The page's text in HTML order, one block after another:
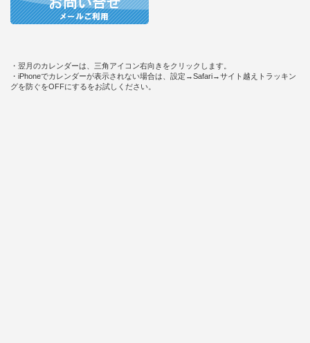
・翌月のカレンダーは、三角アイコン右向きをクリックします。
・iPhoneでカレンダーが表示されない場合は、設定→Safari→サイト越えトラッキン
グを防ぐをOFFにするをお試しください。